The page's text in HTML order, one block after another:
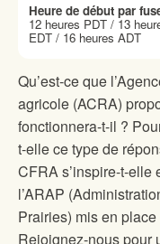
Heure de début par
12 heures PDT / 13
EDT / 16 heures ADT
Qu’est-ce que
agricole (ACRA)
fonctionnera-t-il ?
t-elle ce type de
CFRA s’inspire-t-elle
l’ARAP
Prairies) mis en
Rejoignez-nous pour